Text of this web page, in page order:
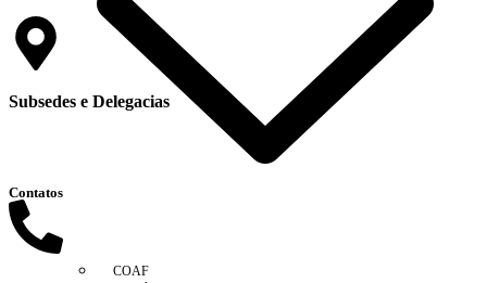
COAF
Subsedes e Delegacias
Contatos